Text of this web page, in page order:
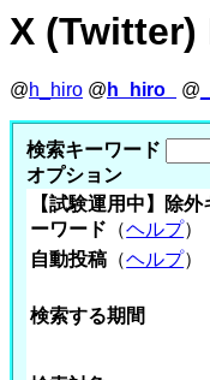
X (Twitter)
@h_hiro @ h_hiro_ @
検索キーワード
オプション
【試験運用中】除外
ーワード （ヘルプ）
自動投稿 （ヘルプ）
検索する期間